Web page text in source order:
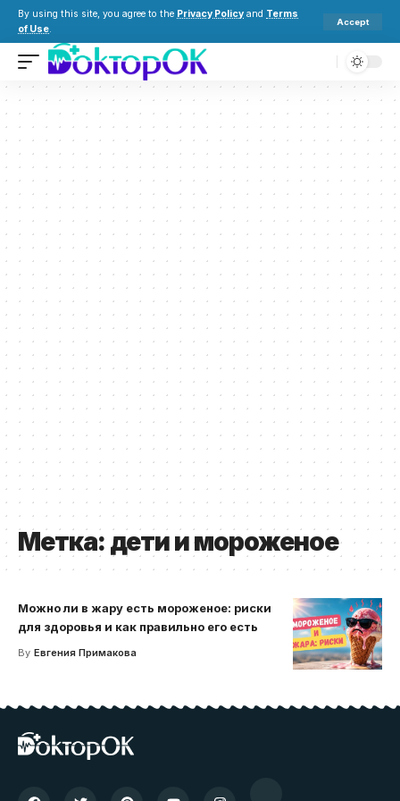
By using this site, you agree to the Privacy Policy and Terms
of Use.
Accept
Метка: дети и мороженое
Можно ли в жару есть мороженое: риски
для здоровья и как правильно его есть
By Евгения Примакова